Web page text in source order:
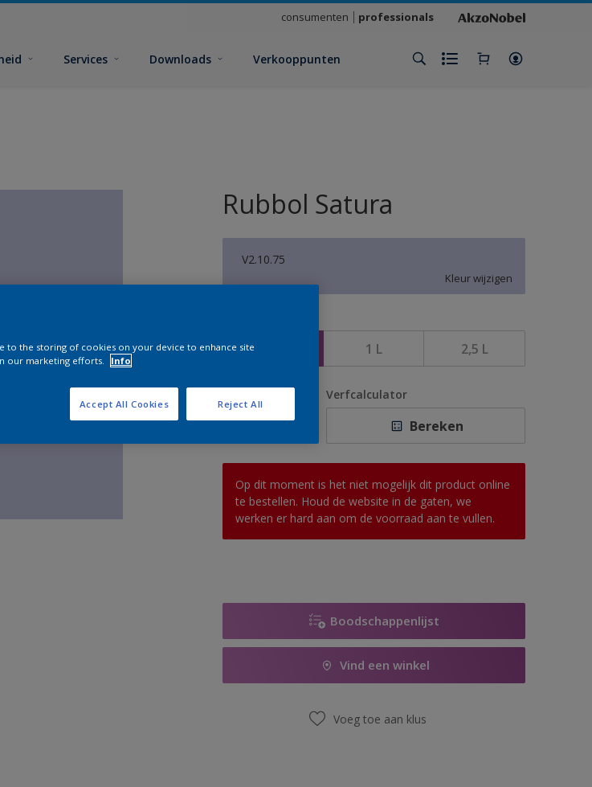
consumenten professionals
Services Downloads Verkooppunten
Rubbol Satura
V2.10.75
Kleur wijzigen
500 ML 1 L 2,5 L
Verfcalculator
Bereken
Op dit moment is het niet mogelijk dit product online
te bestellen. Houd de website in de gaten, we
werken er hard aan om de voorraad aan te vullen.
Boodschappenlijst
Vind een winkel
Voeg toe aan klus
to the storing of cookies on your device to enhance site
our marketing efforts.
Info
Reject All
Accept All Cookies